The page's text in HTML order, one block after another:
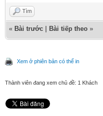
Tìm
« Bài trước Bài tiếp theo »
Xem ở phiên bản có thể in
Thành viên đang xem chủ đề: 1 Khách